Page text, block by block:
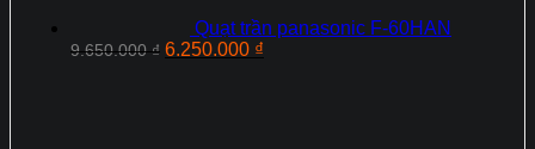
Quạt trần panasonic F-60HAN
9.650.000₫ Giá
6.250.000 ₫